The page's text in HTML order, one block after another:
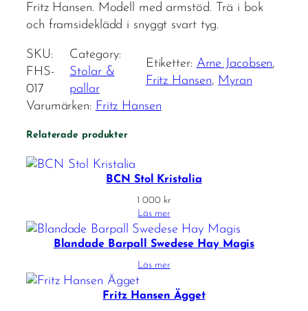
Fritz Hansen. Modell med armstöd. Trä i bok
och framsideklädd i snyggt svart tyg.
SKU:
FHS-
017
Category:
Stolar &
pallar
Etiketter: Arne Jacobsen
Fritz Hansen, Myran
Varumärken: Fritz Hansen
Relaterade produkter
BCN Stol Kristalia
1 000 kr
Läs mer
Blandade Barpall Swedese Hay Magis
Läs mer
Fritz Hansen Ägget